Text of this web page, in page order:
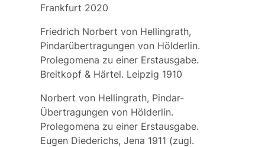
Frankfurt 2020
Friedrich Norbert von Hellingrath,
Pindarübertragungen von Hölderlin.
Prolegomena zu einer Erstausgabe.
Breitkopf & Härtel. Leipzig 1910
Norbert von Hellingrath, Pindar-
Übertragungen von Hölderlin.
Prolegomena zu einer Erstausgabe.
Eugen Diederichs, Jena 1911 (zugl.